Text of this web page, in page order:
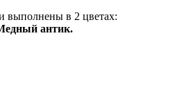
выполнены в 2 цветах:
антик.